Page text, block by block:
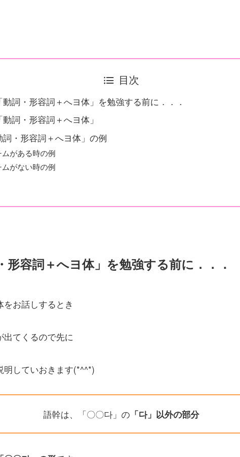
目次
詞・形容詞＋へヨ体」を勉強する前に．．．
詞・形容詞＋へヨ体」
・形容詞＋へヨ体」の例
がある時の例
がない時の例
形容詞＋へヨ体」を勉強する前に．．．
お話しするとき
出てくるので先に
明していおきます(*^^*)
語幹は、「〇〇다」の 「다」以外の部分